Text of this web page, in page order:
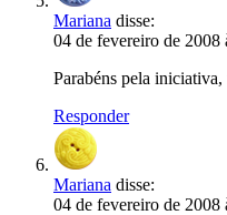
Mariana disse:
04 de fevereiro de 2008
Parabéns pela
Responder
Mariana disse:
04 de fevereiro de 2008